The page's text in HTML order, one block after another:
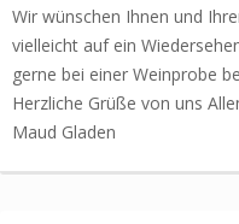
Wir wünschen Ihnen und
vielleicht auf ein
gerne bei einer Weinprobe
Herzliche Grüße von uns
Maud Gladen